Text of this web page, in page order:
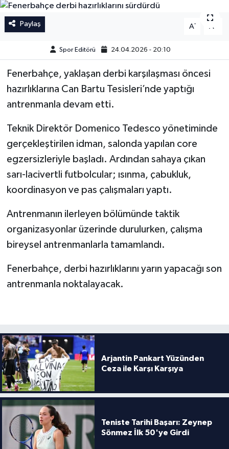
Paylaş A- A
Spor Editörü 24.04.2026 - 20:10
Fenerbahçe, yaklaşan derbi karşılaşması öncesi
hazırlıklarına Can Bartu Tesisleri’nde yaptığı
antrenmanla devam etti.
Teknik Direktör Domenico Tedesco yönetiminde
gerçekleştirilen idman, salonda yapılan core
egzersizleriyle başladı. Ardından sahaya çıkan
sarı-lacivertli futbolcular; ısınma, çabukluk,
koordinasyon ve pas çalışmaları yaptı.
Antrenmanın ilerleyen bölümünde taktik
organizasyonlar üzerinde durulurken, çalışma
bireysel antrenmanlarla tamamlandı.
Fenerbahçe, derbi hazırlıklarını yarın yapacağı son
antrenmanla noktalayacak.
Arjantin Pankart Yüzünden
Ceza ile Karşı Karşıya
Teniste Tarihi Başarı: Zeynep
Sönmez İlk 50'ye Girdi
İngiltere Premier Lig
Almanya Bundesliga
La Liga
İngiltere Premier Lig
La Liga
Almanya Bundesliga
Fransa Ligue 1
Eredevise
Portekiz Ligi
Diğer Futbol Ligleri
Kadınlar Basketbol Ligi
Formula 1
Atletizm
Hentbol
At Yarışı
Bisiklet